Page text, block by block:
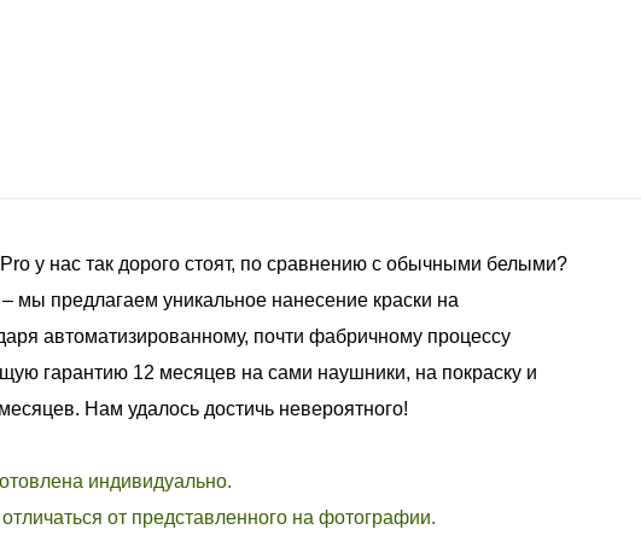
у нас так дорого стоят, по сравнению с обычными белыми?
мы предлагаем уникальное нанесение краски на
автоматизированному, почти фабричному процессу
гарантию 12 месяцев на сами наушники, на покраску и
Нам удалось достичь невероятного!
индивидуально.
от представленного на фотографии.